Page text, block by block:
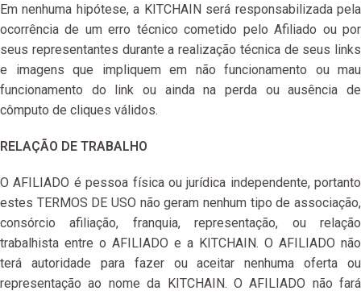
Em nenhuma hipótese, a KITCHAIN será responsabilizada pela
ocorrência de um erro técnico cometido pelo Afiliado ou por
seus representantes durante a realização técnica de seus links
e imagens que impliquem em não funcionamento ou mau
funcionamento do link ou ainda na perda ou ausência de
cômputo de cliques válidos.
RELAÇÃO DE TRABALHO
O AFILIADO é pessoa física ou jurídica independente, portanto
estes TERMOS DE USO não geram nenhum tipo de associação,
consórcio afiliação, franquia, representação, ou relação
trabalhista entre o AFILIADO e a KITCHAIN. O AFILIADO não
terá autoridade para fazer ou aceitar nenhuma oferta ou
representação ao nome da KITCHAIN. O AFILIADO não fará